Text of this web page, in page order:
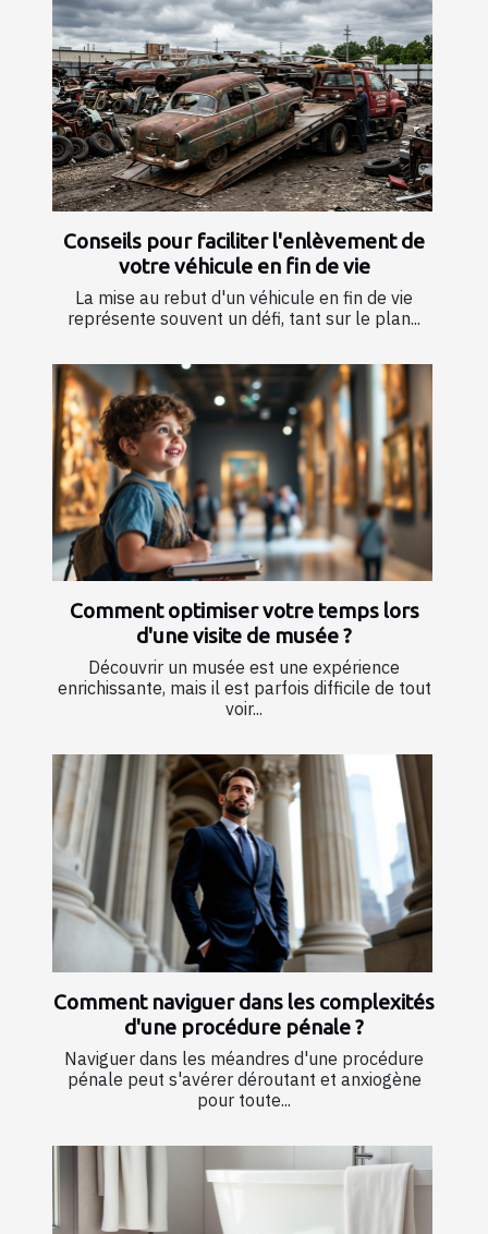
Conseils pour faciliter l'enlèvement de
votre véhicule en fin de vie
La mise au rebut d'un véhicule en fin de vie
représente souvent un défi, tant sur le plan...
Comment optimiser votre temps lors
d'une visite de musée ?
Découvrir un musée est une expérience
enrichissante, mais il est parfois difficile de tout
voir...
Comment naviguer dans les complexités
d'une procédure pénale ?
Naviguer dans les méandres d'une procédure
pénale peut s'avérer déroutant et anxiogène
pour toute...